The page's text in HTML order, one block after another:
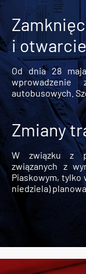
i
Od dnia 28
autobusowych.
Zmiany
W związku z
związanych z
Piaskowym, tylko
niedziela)